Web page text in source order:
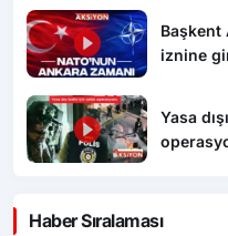
Başkent
iznine
Yasa
Haber Sıralaması